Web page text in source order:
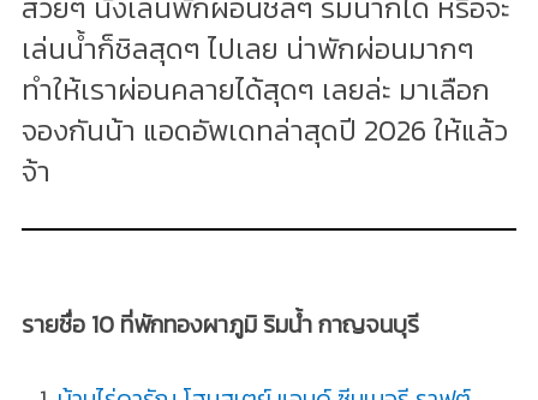
เล่นน้ำก็ชิลสุดๆ ไปเลย น่าพักผ่อนมากๆ
ทำให้เราผ่อนคลายได้สุดๆ เลยล่ะ มาเลือก
จองกันน้า แอดอัพเดทล่าสุดปี 2026 ให้แล้ว
จ้า
รายชื่อ 10 ที่พักทองผาภูมิ ริมน้ำ กาญจนบุรี